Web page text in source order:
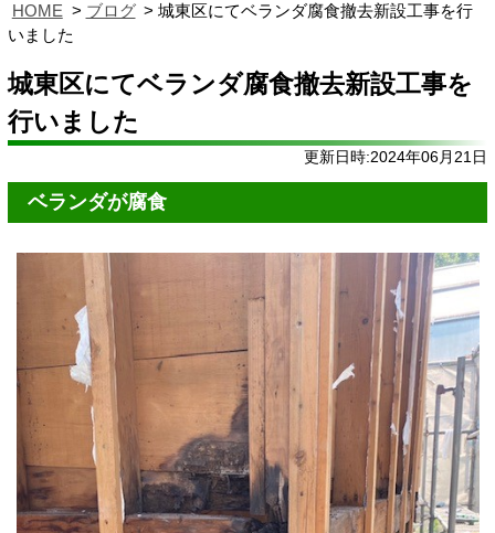
HOME ブログ
城東区にてベランダ腐食撤去新設工事を行
いました
城東区にてベランダ腐食撤去新設工事を
行いました
更新日時:2024年06月21日
ベランダが腐食